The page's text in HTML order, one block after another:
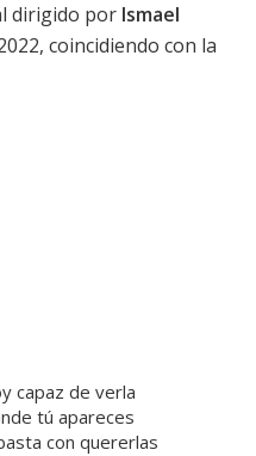
dirigido por Ismael
coincidiendo con la
capaz de verla
tú apareces
con quererlas